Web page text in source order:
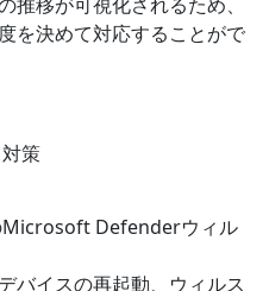
を決めて対応することがで
策
Microsoft Defenderウィル
バイスの再起動、ウィルス